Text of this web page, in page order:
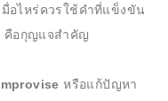
มื่อไหร่ควรใช้คำที่แข็งขัน
คือกุญแจสำคัญ
หรือแก้ปัญหา